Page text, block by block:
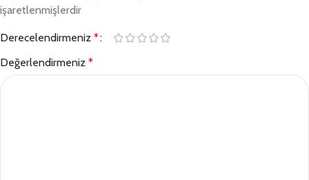
işaretlenmişlerdir
Derecelendirmeniz *
Değerlendirmeniz *